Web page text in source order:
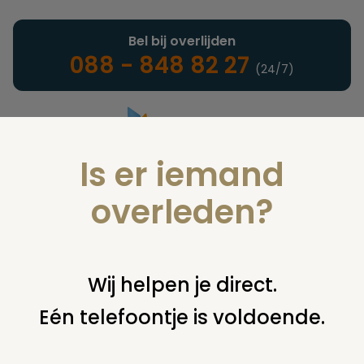
Landelijke uitvaartonderneming
Bel bij overlijden
088 - 848 82 27 (24/7)
U bent hier: home notarieel afwikkeling nalatenschap
onkosten executeur
Is er iemand
overleden?
Wij helpen je direct.
Eén telefoontje is voldoende.